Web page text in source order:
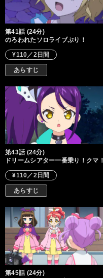
第41話 (24分)
のろわれたソロライブぷり！
¥110／2日間
あらすじ
第43話 (24分)
ドリームシアター一番乗り！クマ！
¥110／2日間
あらすじ
第45話 (24分)